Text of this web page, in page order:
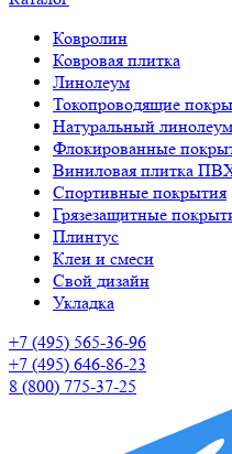
Ковролин
Ковровая плитка
Линолеум
Токопроводящие
Натуральный линолеум
Флокированные
Виниловая плитка
Спортивные покрытия
Грязезащитные
Плинтус
Клеи и смеси
Свой дизайн
Укладка
+7 (495) 565-36-96
+7 (495) 646-86-23
8 (800) 775-37-25